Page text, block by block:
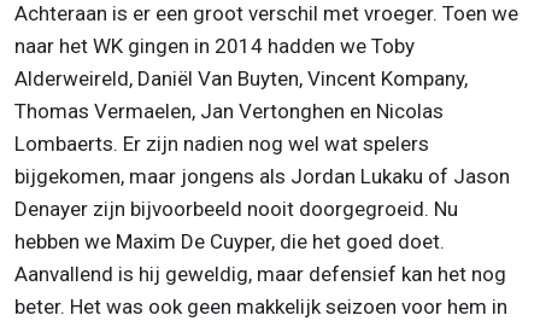
Achteraan is er een groot verschil met vroeger. Toen we
naar het WK gingen in 2014 hadden we Toby
Alderweireld, Daniël Van Buyten, Vincent Kompany,
Thomas Vermaelen, Jan Vertonghen en Nicolas
Lombaerts. Er zijn nadien nog wel wat spelers
bijgekomen, maar jongens als Jordan Lukaku of Jason
Denayer zijn bijvoorbeeld nooit doorgegroeid. Nu
hebben we Maxim De Cuyper, die het goed doet.
Aanvallend is hij geweldig, maar defensief kan het nog
beter. Het was ook geen makkelijk seizoen voor hem in